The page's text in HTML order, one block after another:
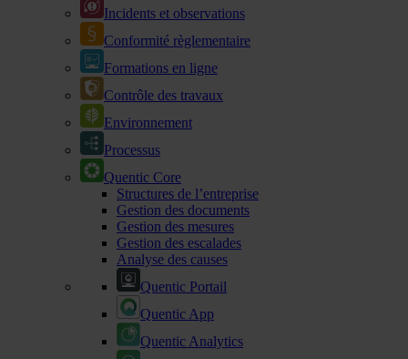
Incidents et observations
Conformité règlementaire
Formations en ligne
Contrôle des travaux
Environnement
Processus
Quentic Core
Structures de l’entreprise
Gestion des documents
Gestion des mesures
Gestion des escalades
Analyse des causes
Quentic Portail
Quentic App
Quentic Analytics